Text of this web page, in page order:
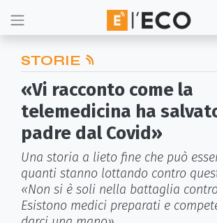
STORIE
«Vi racconto come la
telemedicina ha
padre dal Covid»
Una storia a lieto fine che può
quanti stanno lottando contro
«Non si è soli nella battaglia
Esistono medici preparati e